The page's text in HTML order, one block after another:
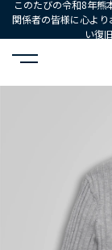
このたびの令和8年熊
関係者の皆様に心よ
い復
HOME